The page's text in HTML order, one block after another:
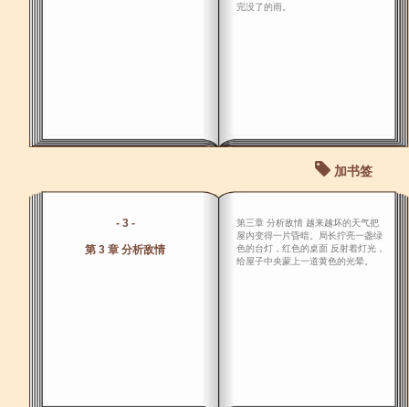
完没了的雨。
加书签
- 3 -
第 3 章 分析敌情
第三章 分析敌情 越来越坏的天气把
屋内变得一片昏暗。局长拧亮一盏绿
色的台灯，红色的桌面 反射着灯光，
给屋子中央蒙上一道黄色的光晕。